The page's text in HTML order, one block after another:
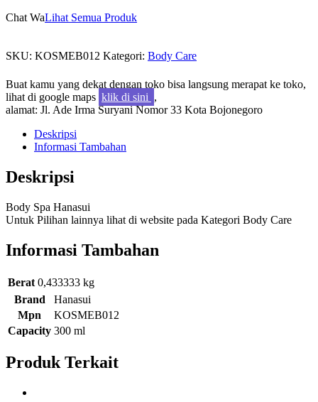
Chat WaLihat Semua Produk
SKU: KOSMEB012 Kategori: Body Care
Buat kamu yang dekat dengan toko bisa langsung merapat ke toko,
lihat di google maps klik di sini ,
alamat: Jl. Ade Irma Suryani Nomor 33 Kota Bojonegoro
Deskripsi
Informasi Tambahan
Deskripsi
Body Spa Hanasui
Untuk Pilihan lainnya lihat di website pada Kategori Body Care
Informasi Tambahan
Berat 0,433333 kg
Brand
Hanasui
Mpn
KOSMEB012
Capacity 300 ml
Produk Terkait